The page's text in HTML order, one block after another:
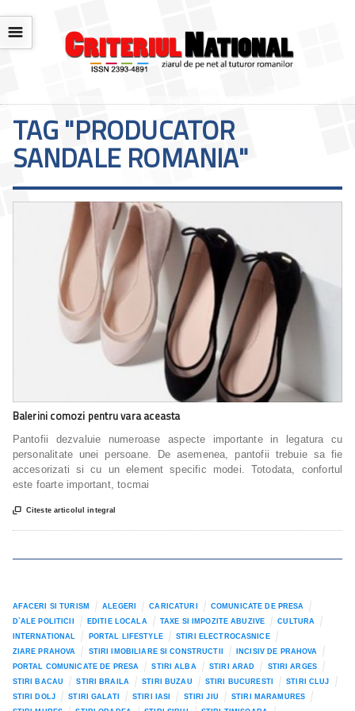
☰
TAG "PRODUCATOR
SANDALE ROMANIA"
Balerini comozi pentru vara aceasta
Pantofii dezvaluie numeroase aspecte importante in legatura cu
personalitate unei persoane. De asemenea, pantofii trebuie sa fie
accesorizati si cu un element specific modei. Totodata, confortul
este foarte important, tocmai
 Citeste articolul integral
AFACERI SI TURISM ALEGERI CARICATURI
COMUNICATE DE PRESA
D`ALE POLITICII
EDITIE LOCALA TAXE SI IMPOZITE ABUZIVE
CULTURA
INTERNATIONAL
PORTAL LIFESTYLE
STIRI ELECTROCASNICE
ZIARE PRAHOVA
STIRI IMOBILIARE SI CONSTRUCTII
INCISIV DE PRAHOVA
PORTAL COMUNICATE DE PRESA
STIRI ALBA STIRI ARAD
STIRI ARGES
STIRI BACAU
STIRI BRAILA STIRI BUZAU STIRI BUCURESTI
STIRI CLUJ
STIRI DOLJ
STIRI GALATI STIRI IASI STIRI JIU
STIRI MARAMURES